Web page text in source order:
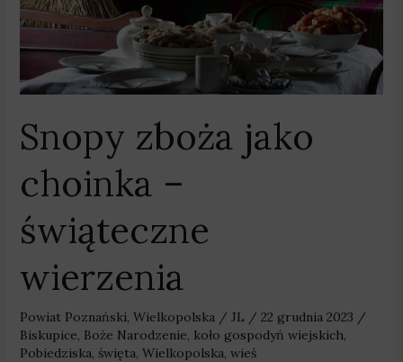
Snopy zboża jako
choinka –
świąteczne
wierzenia
Powiat Poznański Wielkopolska / JL / 22 grudnia 2023 /
Biskupice Boże Narodzenie koło gospodyń wiejskich
Pobiedziska święta Wielkopolska wieś